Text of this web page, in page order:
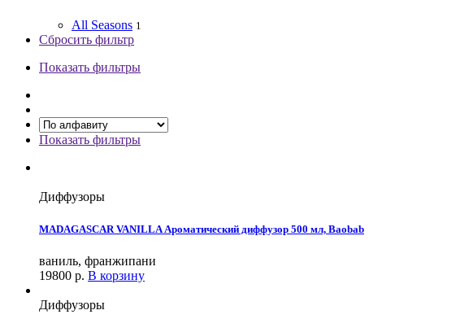
All Seasons 1
Сбросить фильтр
Показать фильтры
Показать фильтры
Диффузоры
MADAGASCAR VANILLA Ароматический диффузор 500 мл, Baobab
ваниль, франжипани
19800 р. В корзину
Диффузоры